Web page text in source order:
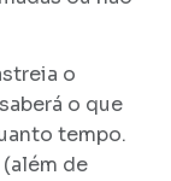
o
o que
tempo.
de